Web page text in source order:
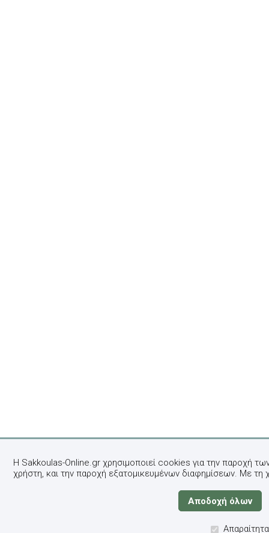
Η Sakkoulas-Online.gr χρησιμοποιεί cookies για την παροχή
χρήστη, και την παροχή εξατομικευμένων διαφημίσεων. Με